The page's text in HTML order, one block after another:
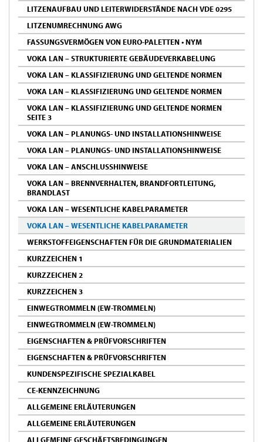
LITZENAUFBAU UND LEITERWIDERSTÄNDE NACH VDE 0295
LITZENUMRECHNUNG AWG
FASSUNGSVERMÖGEN VON EURO-PALETTEN • NYM
VOKA LAN – STRUKTURIERTE GEBÄUDEVERKABELUNG
VOKA LAN – KLASSIFIZIERUNG UND GELTENDE NORMEN
VOKA LAN – KLASSIFIZIERUNG UND GELTENDE NORMEN
VOKA LAN – KLASSIFIZIERUNG UND GELTENDE NORMEN
SEITE 3
VOKA LAN – PLANUNGS- UND INSTALLATIONSHINWEISE
VOKA LAN – PLANUNGS- UND INSTALLATIONSHINWEISE
VOKA LAN – ANSCHLUSSHINWEISE
VOKA LAN – BRENNVERHALTEN, BRANDFORTLEITUNG,
BRANDLAST
VOKA LAN – WESENTLICHE KABELPARAMETER
VOKA LAN – WESENTLICHE KABELPARAMETER
WERKSTOFFEIGENSCHAFTEN FÜR DIE GRUNDMATERIALIEN
KURZZEICHEN 1
KURZZEICHEN 2
KURZZEICHEN 3
EINWEGTROMMELN (EW-TROMMELN)
EINWEGTROMMELN (EW-TROMMELN)
EIGENSCHAFTEN & PRÜFVORSCHRIFTEN
EIGENSCHAFTEN & PRÜFVORSCHRIFTEN
KUNDENSPEZIFISCHE SPEZIALKABEL
CE-KENNZEICHNUNG
ALLGEMEINE ERLÄUTERUNGEN
ALLGEMEINE ERLÄUTERUNGEN
ALLGEMEINE GESCHÄFTSBEDINGUNGEN